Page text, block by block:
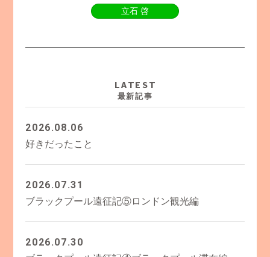
立石 啓
LATEST
最新記事
2026.08.06
好きだったこと
2026.07.31
ブラックプール遠征記⑤ロンドン観光編
2026.07.30